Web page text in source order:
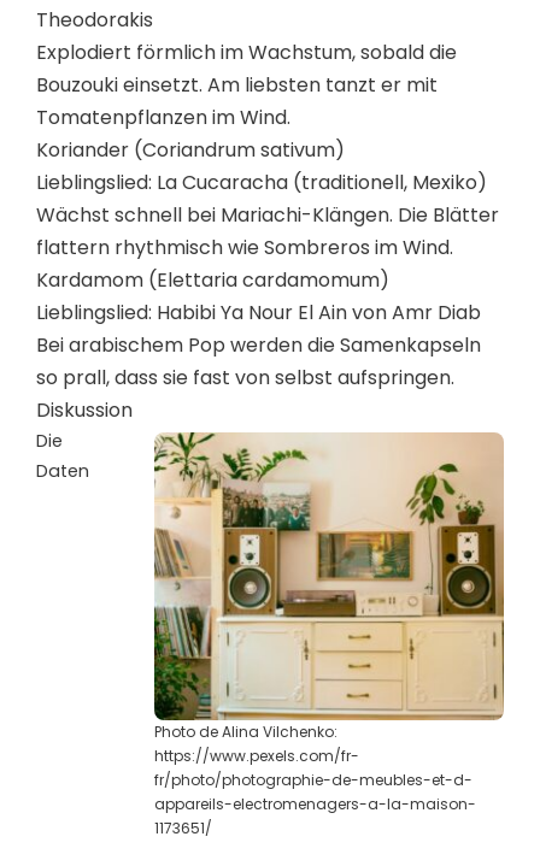
Theodorakis
Explodiert förmlich im Wachstum, sobald die
Bouzouki einsetzt. Am liebsten tanzt er mit
Tomatenpflanzen im Wind.
Koriander (Coriandrum sativum)
Lieblingslied: La Cucaracha (traditionell, Mexiko)
Wächst schnell bei Mariachi-Klängen. Die Blätter
flattern rhythmisch wie Sombreros im Wind.
Kardamom (Elettaria cardamomum)
Lieblingslied: Habibi Ya Nour El Ain von Amr Diab
Bei arabischem Pop werden die Samenkapseln
so prall, dass sie fast von selbst aufspringen.
Diskussion
Photo de Alina Vilchenko:
https://www.pexels.com/fr-
fr/photo/photographie-de-meubles-et-d-
appareils-electromenagers-a-la-maison-
1173651/
Die
Daten